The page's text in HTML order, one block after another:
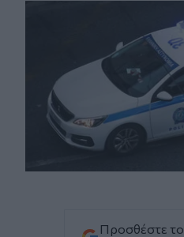
Προσθέστε το